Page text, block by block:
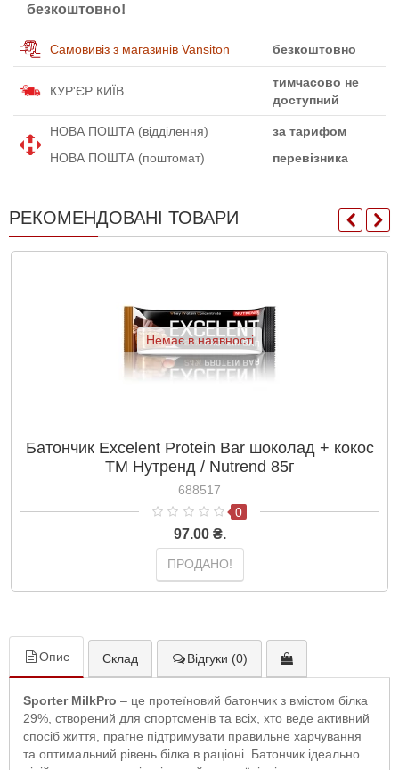
безкоштовно!
Самовивіз з магазинів Vansiton безкоштовно
КУР'ЄР КИЇВ
тимчасово не
доступний
НОВА ПОШТА (відділення)
за тарифом
НОВА ПОШТА (поштомат)
перевізника
РЕКОМЕНДОВАНІ ТОВАРИ
Немає в наявності
Батончик Excelent Protein Bar шоколад + кокос
ТМ Нутренд / Nutrend 85г
688517
0
97.00 ₴.
ПРОДАНО!
Опис Склад Відгуки (0)
Sporter MilkPro – це протеїновий батончик з вмістом білка
29%, створений для спортсменів та всіх, хто веде активний
спосіб життя, прагне підтримувати правильне харчування
та оптимальний рівень білка в раціоні. Батончик ідеально